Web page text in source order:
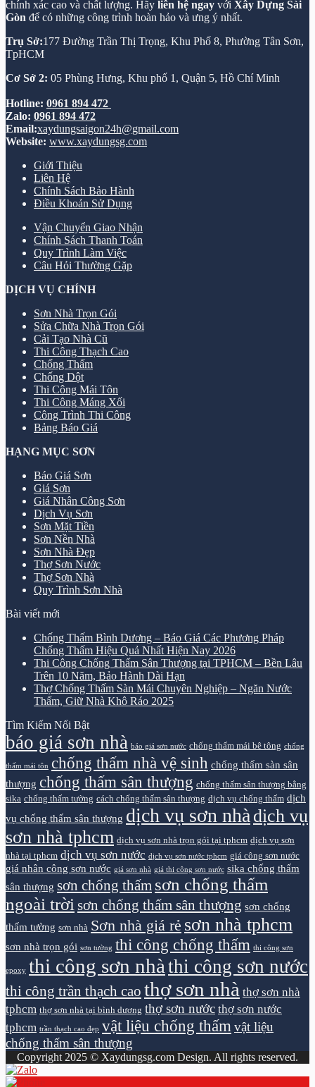
chính xác cao và chất lượng. Hãy liên hệ ngay với Xây Dựng Sài
Gòn để có những công trình hoàn hảo và ưng ý nhất.
Trụ Sở:177 Đường Trần Thị Trọng, Khu Phố 8, Phường Tân Sơn,
TpHCM
Cơ Sở 2: 05 Phùng Hưng, Khu phố 1, Quận 5, Hồ Chí Minh
Hotline: 0961 894 472
Zalo: 0961 894 472
Email:xaydungsaigon24h@gmail.com
Website: www.xaydungsg.com
Giới Thiệu
Liên Hệ
Chính Sách Bảo Hành
Điều Khoản Sử Dụng
Vận Chuyển Giao Nhận
Chính Sách Thanh Toán
Quy Trình Làm Việc
Câu Hỏi Thường Gặp
DỊCH VỤ CHÍNH
Sơn Nhà Trọn Gói
Sửa Chữa Nhà Trọn Gói
Cải Tạo Nhà Cũ
Thi Công Thạch Cao
Chống Thấm
Chống Dột
Thi Công Mái Tôn
Thi Công Máng Xối
Công Trình Thi Công
Bảng Báo Giá
HẠNG MỤC SƠN
Báo Giá Sơn
Giá Sơn
Giá Nhân Công Sơn
Dịch Vụ Sơn
Sơn Mặt Tiền
Sơn Nền Nhà
Sơn Nhà Đẹp
Thợ Sơn Nước
Thợ Sơn Nhà
Quy Trình Sơn Nhà
Bài viết mới
Chống Thấm Bình Dương – Báo Giá Các Phương Pháp
Chống Thấm Hiệu Quả Nhất Hiện Nay 2026
Thi Công Chống Thấm Sân Thượng tại TPHCM – Bền Lâu
Trên 10 Năm, Bảo Hành Dài Hạn
Thợ Chống Thấm Sàn Mái Chuyên Nghiệp – Ngăn Nước
Thấm, Giữ Nhà Khô Ráo 2025
Tìm Kiếm Nổi Bật
báo giá sơn nhà báo giá sơn nước chống thấm mái bê tông chống
thấm mái tôn chống thấm nhà vệ sinh chống thấm sàn sân
thượng chống thấm sân thượng chống thấm sân thượng bằng
sika chống thấm tường cách chống thấm sân thượng dịch vụ chống thấm dịch
vụ chống thấm sân thượng dịch vụ sơn nhà dịch vụ
sơn nhà tphcm dịch vụ sơn nhà trọn gói tại tphcm dịch vụ sơn
nhà tại tphcm dịch vụ sơn nước dịch vụ sơn nước tphcm giá công sơn nước
giá nhân công sơn nước giá sơn nhà giá thi công sơn nước sika chống thấm
sân thượng sơn chống thấm sơn chống thấm
ngoài trời sơn chống thấm sân thượng sơn chống
thấm tường sơn nhà Sơn nhà giá rẻ sơn nhà tphcm
sơn nhà trọn gói sơn tường thi công chống thấm thi công sơn
epoxy thi công sơn nhà thi công sơn nước
thi công trần thạch cao thợ sơn nhà thợ sơn nhà
tphcm thợ sơn nhà tại bình dương thợ sơn nước thợ sơn nước
tphcm trần thạch cao đẹp vật liệu chống thấm vật liệu
chống thấm sân thượng
Copyright 2025 © Xaydungsg.com Design. All rights reserved.